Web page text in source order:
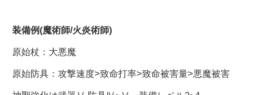
装備例(魔術師/火炎術師)
原始杖：大悪魔
原始防具：攻撃速度>致命打率>致命被害量>悪魔被害